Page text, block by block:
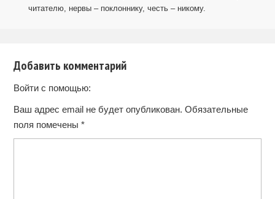
читателю, нервы – поклоннику, честь – никому.
Добавить комментарий
Войти с помощью:
Ваш адрес email не будет опубликован. Обязательные
поля помечены *